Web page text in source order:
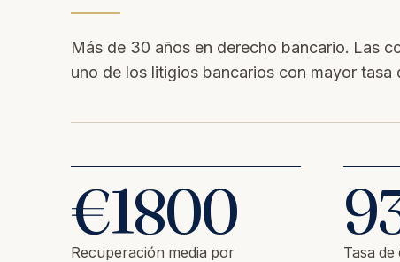
Más de 30 años en derecho bancario. Las
uno de los litigios bancarios con mayor tasa
€1800
Recuperación media por
Tasa